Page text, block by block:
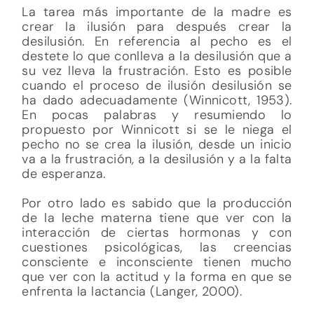
La tarea más importante de la madre es
crear la ilusión para después crear la
desilusión. En referencia al pecho es el
destete lo que conlleva a la desilusión que a
su vez lleva la frustración. Esto es posible
cuando el proceso de ilusión desilusión se
ha dado adecuadamente (Winnicott, 1953).
En pocas palabras y resumiendo lo
propuesto por Winnicott si se le niega el
pecho no se crea la ilusión, desde un inicio
va a la frustración, a la desilusión y a la falta
de esperanza.
Por otro lado es sabido que la producción
de la leche materna tiene que ver con la
interacción de ciertas hormonas y con
cuestiones psicológicas, las creencias
consciente e inconsciente tienen mucho
que ver con la actitud y la forma en que se
enfrenta la lactancia (Langer, 2000).